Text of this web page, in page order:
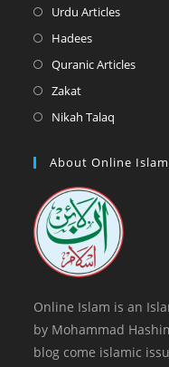
tab
tab
tab
Urdu ArticlesOpens
HadeesOpens
in
tab
Quranic ArticlesOpens
ZakatOpens
in
new
Nikah Talaq
a
tab
About Online Islam
Online Islam is an
by Mohammad
blog come islamic